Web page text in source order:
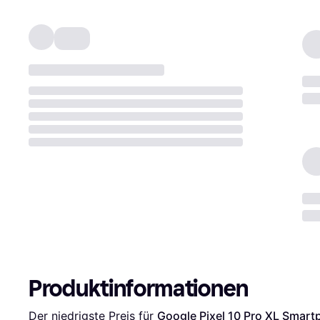
Produktinformationen
Der niedrigste Preis für Google Pixel 10 Pro XL